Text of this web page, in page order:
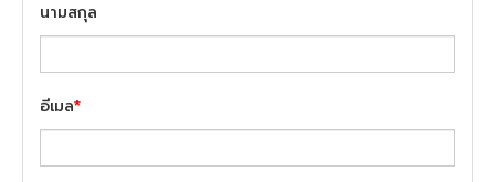
นามสกุล
อีเมล*